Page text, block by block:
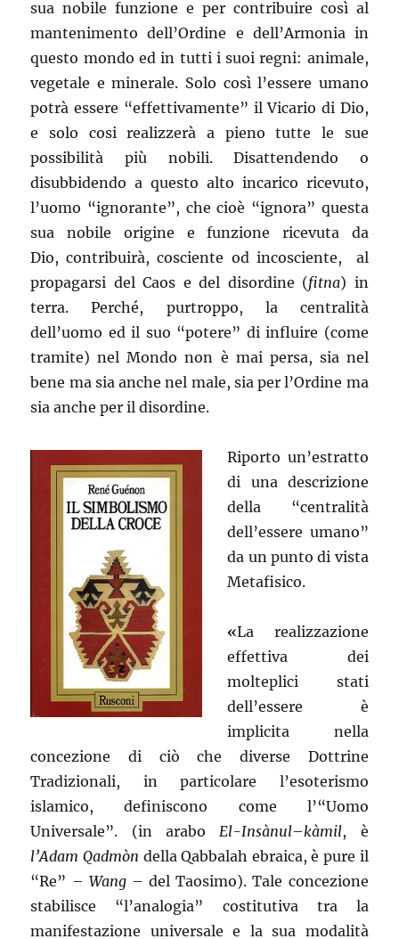
sua nobile funzione e per contribuire così al
mantenimento dell’Ordine e dell’Armonia in
questo mondo ed in tutti i suoi regni: animale,
vegetale e minerale. Solo così l’essere umano
potrà essere “effettivamente” il Vicario di Dio,
e solo cosi realizzerà a pieno tutte le sue
possibilità più nobili. Disattendendo o
disubbidendo a questo alto incarico ricevuto,
l’uomo “ignorante”, che cioè “ignora” questa
sua nobile origine e funzione ricevuta da
Dio, contribuirà, cosciente od incosciente, al
propagarsi del Caos e del disordine (fitna) in
terra. Perché, purtroppo, la centralità
dell’uomo ed il suo “potere” di influire (come
tramite) nel Mondo non è mai persa, sia nel
bene ma sia anche nel male, sia per l’Ordine ma
sia anche per il disordine.
Riporto un’estratto
di una descrizione
della “centralità
dell’essere umano”
da un punto di vista
Metafisico.
«La realizzazione
effettiva dei
molteplici stati
dell’essere è
implicita nella
concezione di ciò che diverse Dottrine
Tradizionali, in particolare l’esoterismo
islamico, definiscono come l’“Uomo
Universale”. (in araboEl-Insànul–kàmil, è
l’Adam Qadmòn della Qabbalah ebraica, è pure il
“Re” – Wang– del Taosimo). Tale concezione
stabilisce “l’analogia” costitutiva tra la
manifestazione universale e la sua modalità